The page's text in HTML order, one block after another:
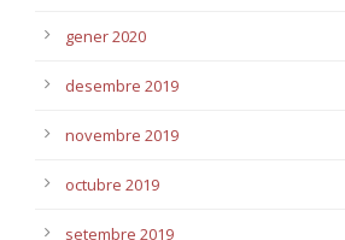
gener 2020
desembre 2019
novembre 2019
octubre 2019
setembre 2019